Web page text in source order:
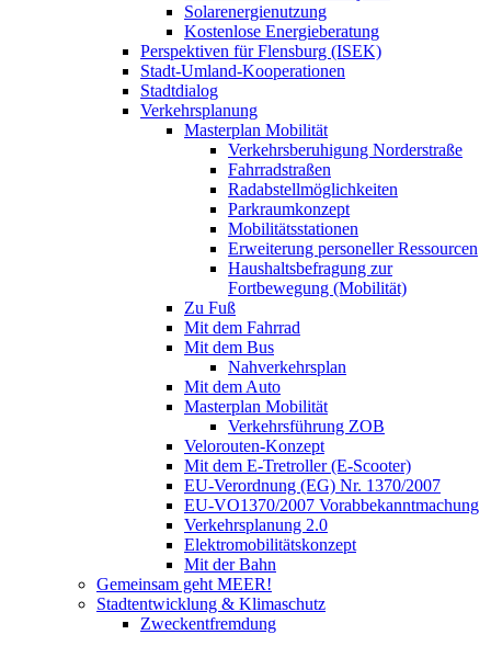
Solarenergienutzung
Kostenlose Energieberatung
Perspektiven für Flensburg (ISEK)
Stadt-Umland-Kooperationen
Stadtdialog
Verkehrsplanung
Masterplan Mobilität
Verkehrsberuhigung Norderstraße
Fahrradstraßen
Radabstellmöglichkeiten
Parkraumkonzept
Mobilitätsstationen
Erweiterung personeller Ressourcen
Haushaltsbefragung zur
Fortbewegung (Mobilität)
Zu Fuß
Mit dem Fahrrad
Mit dem Bus
Nahverkehrsplan
Mit dem Auto
Masterplan Mobilität
Verkehrsführung ZOB
Velorouten-Konzept
Mit dem E-Tretroller (E-Scooter)
EU-Verordnung (EG) Nr. 1370/2007
EU-VO1370/2007 Vorabbekanntmachung
Verkehrsplanung 2.0
Elektromobilitätskonzept
Mit der Bahn
Gemeinsam geht MEER!
Stadtentwicklung & Klimaschutz
Zweckentfremdung